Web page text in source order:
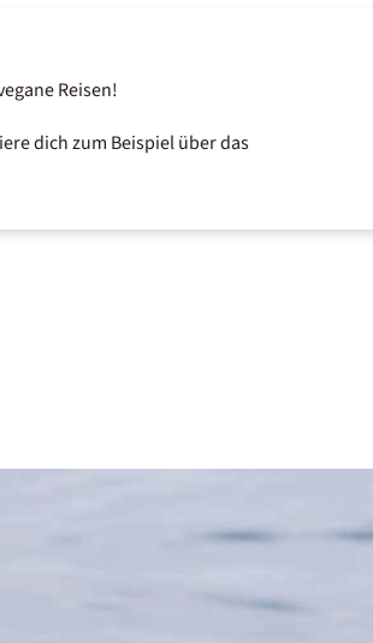
Reisen!
dich zum Beispiel über das